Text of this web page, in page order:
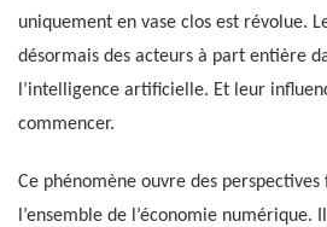
uniquement en vase clos est révolue.
désormais des acteurs à part entière
l’intelligence artificielle. Et leur
commencer.
Ce phénomène ouvre des
l’ensemble de l’économie numérique.